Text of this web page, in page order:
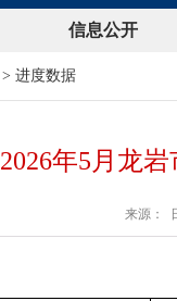
> 进度数据
2026年5月龙
来源：